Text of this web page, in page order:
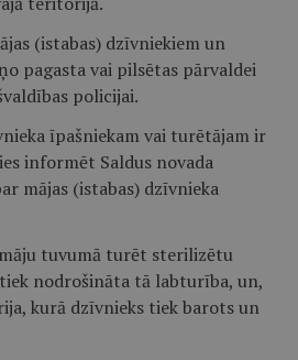
(istabas) dzīvniekiem un
pagasta vai pilsētas pārvaldei
policijai.
īpašniekam vai turētājam ir
informēt Saldus novada
mājas (istabas) dzīvnieka
tuvumā turēt sterilizētu
nodrošināta tā labturība, un,
kurā dzīvnieks tiek barots un